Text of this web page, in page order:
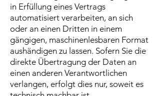
in Erfüllung eines Vertrags
automatisiert verarbeiten, an sich
oder an einen Dritten in einem
gängigen, maschinenlesbaren Format
aushändigen zu lassen. Sofern Sie die
direkte Übertragung der Daten an
einen anderen Verantwortlichen
verlangen, erfolgt dies nur, soweit es